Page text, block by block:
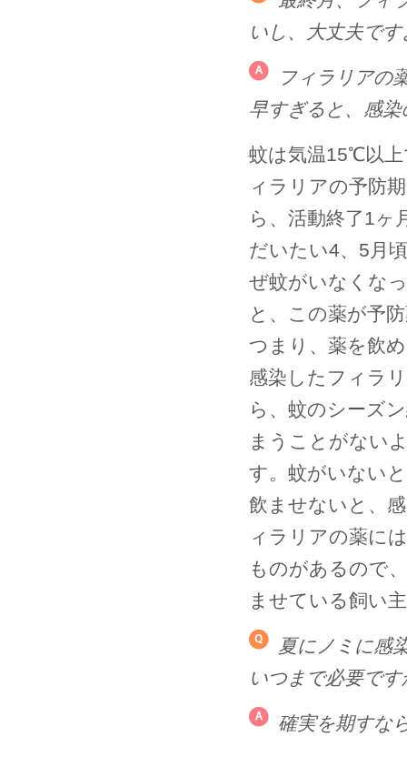
いし、大丈夫です
フィラリアの
早すぎると、感
蚊は気温15℃以
ィラリアの予防
ら、活動終了1ヶ
だいたい4、5月
ぜ蚊がいなくな
と、この薬が予
つまり、薬を飲
感染したフィラ
ら、蚊のシーズ
まうことがない
す。蚊がいない
飲ませないと、
ィラリアの薬に
ものがあるので
ませている飼い
夏にノミに感
いつまで必要です
確実を期すな